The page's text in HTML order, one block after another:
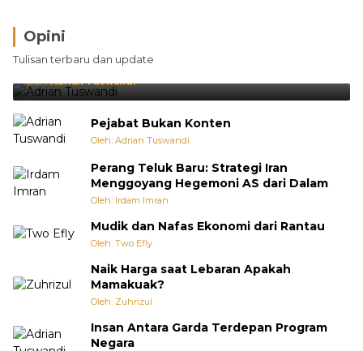
Opini
Tulisan terbaru dan update
Brasil Lebih Diunggulkan, tetapi Jepang Selalu
Punya Cara Membuat Kejutan
Oleh:Adrian Tuswandi
Pejabat Bukan Konten
Oleh: Adrian Tuswandi
Perang Teluk Baru: Strategi Iran
Menggoyang Hegemoni AS dari Dalam
Oleh: Irdam Imran
Mudik dan Nafas Ekonomi dari Rantau
Oleh: Two Efly
Naik Harga saat Lebaran Apakah
Mamakuak?
Oleh: Zuhrizul
Insan Antara Garda Terdepan Program
Negara